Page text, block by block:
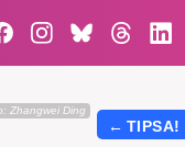
Zhangwei Ding
← TIPSA!